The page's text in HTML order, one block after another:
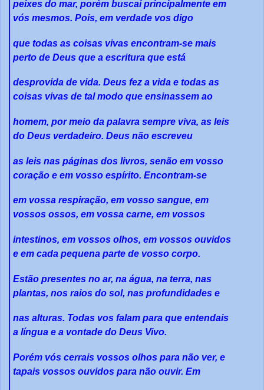
peixes do mar, porém buscai principalmente em
vós mesmos. Pois, em verdade vos digo
que todas as coisas vivas encontram-se mais
perto de Deus que a escritura que está
desprovida de vida. Deus fez a vida e todas as
coisas vivas de tal modo que ensinassem ao
homem, por meio da palavra sempre viva, as leis
do Deus verdadeiro. Deus não escreveu
as leis nas páginas dos livros, senão em vosso
coração e em vosso espírito. Encontram-se
em vossa respiração, em vosso sangue, em
vossos ossos, em vossa carne, em vossos
intestinos, em vossos olhos, em vossos ouvidos
e em cada pequena parte de vosso corpo.
Estão presentes no ar, na água, na terra, nas
plantas, nos raios do sol, nas profundidades e
nas alturas. Todas vos falam para que entendais
a língua e a vontade do Deus Vivo.
Porém vós cerrais vossos olhos para não ver, e
tapais vossos ouvidos para não ouvir. Em